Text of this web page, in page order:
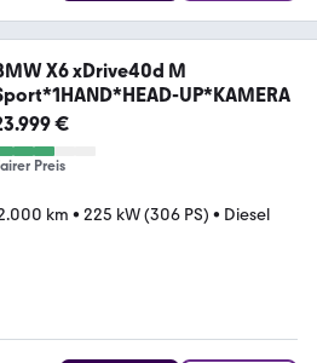
X6 xDrive40d M
UP*KAMERA
€
Preis
km • 225 kW (306 PS) • Diesel